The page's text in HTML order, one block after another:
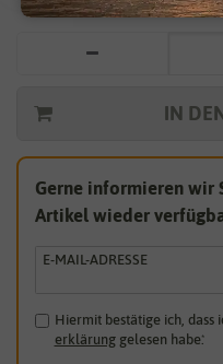
IN
Gerne informieren wir
Artikel wieder
E-MAIL-ADRESSE
Hiermit bestätige ich, dass
erklärunggelesen habe.*